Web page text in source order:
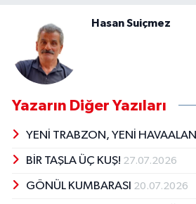
Hasan Suiçmez
Yazarın Diğer Yazıları
YENİ TRABZON, YENİ HAVAALANI
BİR TAŞLA ÜÇ KUŞ! 27.07.2026
GÖNÜL KUMBARASI 20.07.2026